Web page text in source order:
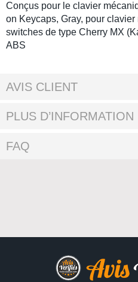
Conçus pour le clavier
on Keycaps, Gray, pour
switches de type Cherry MX
ABS
AVIS CLIENT
PLUS D’INFORMATION
FAQ